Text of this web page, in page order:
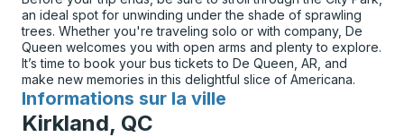
an ideal spot for unwinding under the shade of sprawling
trees. Whether you're traveling solo or with company, De
Queen welcomes you with open arms and plenty to explore.
It’s time to book your bus tickets to De Queen, AR, and
make new memories in this delightful slice of Americana.
Informations sur la ville
pour
Kirkland, QC